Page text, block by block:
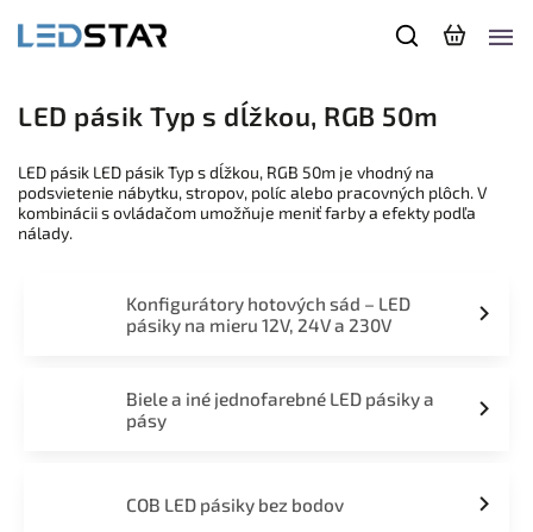
LED pásik Typ s dĺžkou, RGB 50m
LED pásik LED pásik Typ s dĺžkou, RGB 50m je vhodný na
podsvietenie nábytku, stropov, políc alebo pracovných plôch. V
kombinácii s ovládačom umožňuje meniť farby a efekty podľa
nálady.
Konfigurátory hotových sád – LED
pásiky na mieru 12V, 24V a 230V
Biele a iné jednofarebné LED pásiky a
pásy
COB LED pásiky bez bodov